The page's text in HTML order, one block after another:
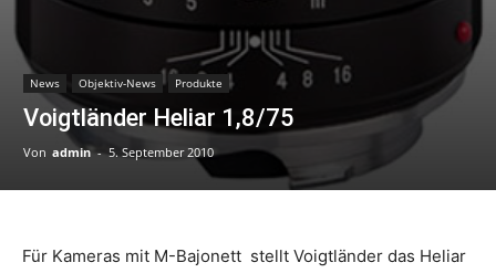
News Objektiv-News Produkte
Voigtländer Heliar 1,8/75
Von admin - 5. September 2010
Für Kameras mit M-Bajonett stellt Voigtländer das Heliar